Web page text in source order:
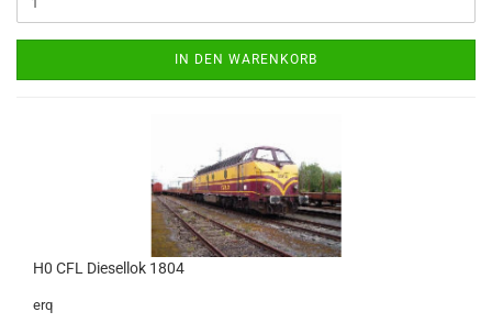
IN DEN WARENKORB
H0 CFL Diesellok 1804
erq